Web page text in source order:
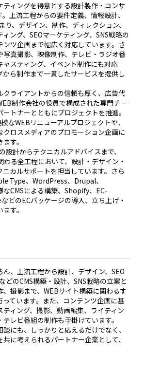
ティングを得意とする設計製作・コンサ
上流工程からの要件定義、情報設計、
り、デザイン、制作、ディレクション、
ング、SEOマーケティング、SNS戦略の
ンツ企画まで幅広く対応しています。さ
写真撮影、映像制作、テレビ・ラジオ番
ャスティング、イベント制作にも対応
から制作まで一貫したサービスを提供し
クライアントからの信頼も厚く、広告代
制作会社の役員で構成された専門チー
トナーとともにプロジェクトを推進。
なWEBリニューアルプロジェクトや、
クロスメディアのプロモーション企画に
す。
設計からテクニカルアドバイスまで、
わる全工程において、設計・デザイン・
ニカルサポートを担当しています。さら
Type、WordPress、Drupal、
CMSによる構築、Shopify、EC-
どのECパッケージの導入、立ち上げ・
す。
ん、上流工程から設計、デザイン、SEO
どのCMS構築・設計、SNS戦略の立案と
、撮影まで、WEBサイト構築に関わるす
っています。また、コンテンツ企画に基
ィング、撮影、動画編集、ライティン
レビ番組の制作も手掛けています。
にも、しっかりと応えるだけでなく、
に考えられるパートナー企業として、